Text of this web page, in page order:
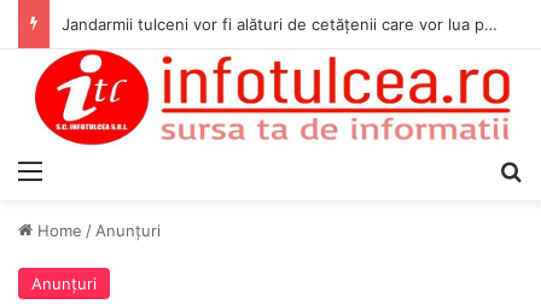
Jandarmii tulceni vor fi alături de cetățenii care vor lua parte la Festivalul Folk Țestos
Home / Anunţuri
Anunţuri